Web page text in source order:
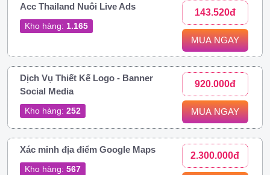
Acc Thailand Nuôi Live Ads
Kho hàng: 1.165
143.520đ
MUA NGAY
Dịch Vụ Thiết Kế Logo - Banner
Social Media
Kho hàng: 252
920.000đ
MUA NGAY
Xác minh địa điểm Google Maps
Kho hàng: 567
2.300.000đ